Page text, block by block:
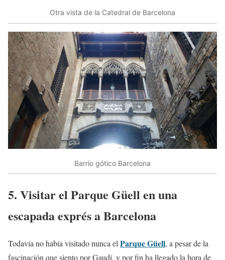
Otra vista de la Catedral de Barcelona
Barrio gótico Barcelona
5. Visitar el Parque Güell en una
escapada exprés a Barcelona
Todavía no había visitado nunca el Parque Güell, a pesar de la
fascinación que siento por Gaudí, y por fin ha llegado la hora de